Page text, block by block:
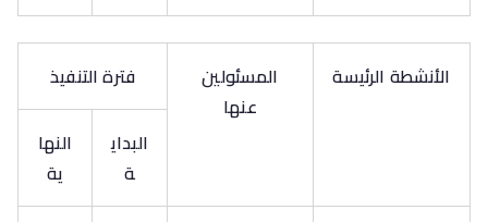
الأنشطة الرئيسة
المسئولين
عنها
فترة التنفيذ
البداي
ة
النها
ية